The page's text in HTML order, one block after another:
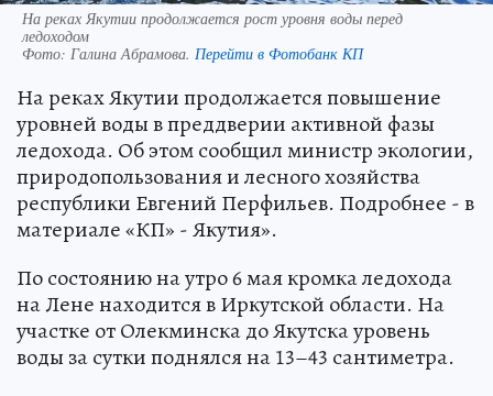
На реках Якутии продолжается рост уровня воды перед
ледоходом
Фото: Галина Абрамова. Перейти в Фотобанк КП
На реках Якутии продолжается повышение
уровней воды в преддверии активной фазы
ледохода. Об этом сообщил министр экологии,
природопользования и лесного хозяйства
республики Евгений Перфильев. Подробнее - в
материале «КП» - Якутия».
По состоянию на утро 6 мая кромка ледохода
на Лене находится в Иркутской области. На
участке от Олекминска до Якутска уровень
воды за сутки поднялся на 13–43 сантиметра.